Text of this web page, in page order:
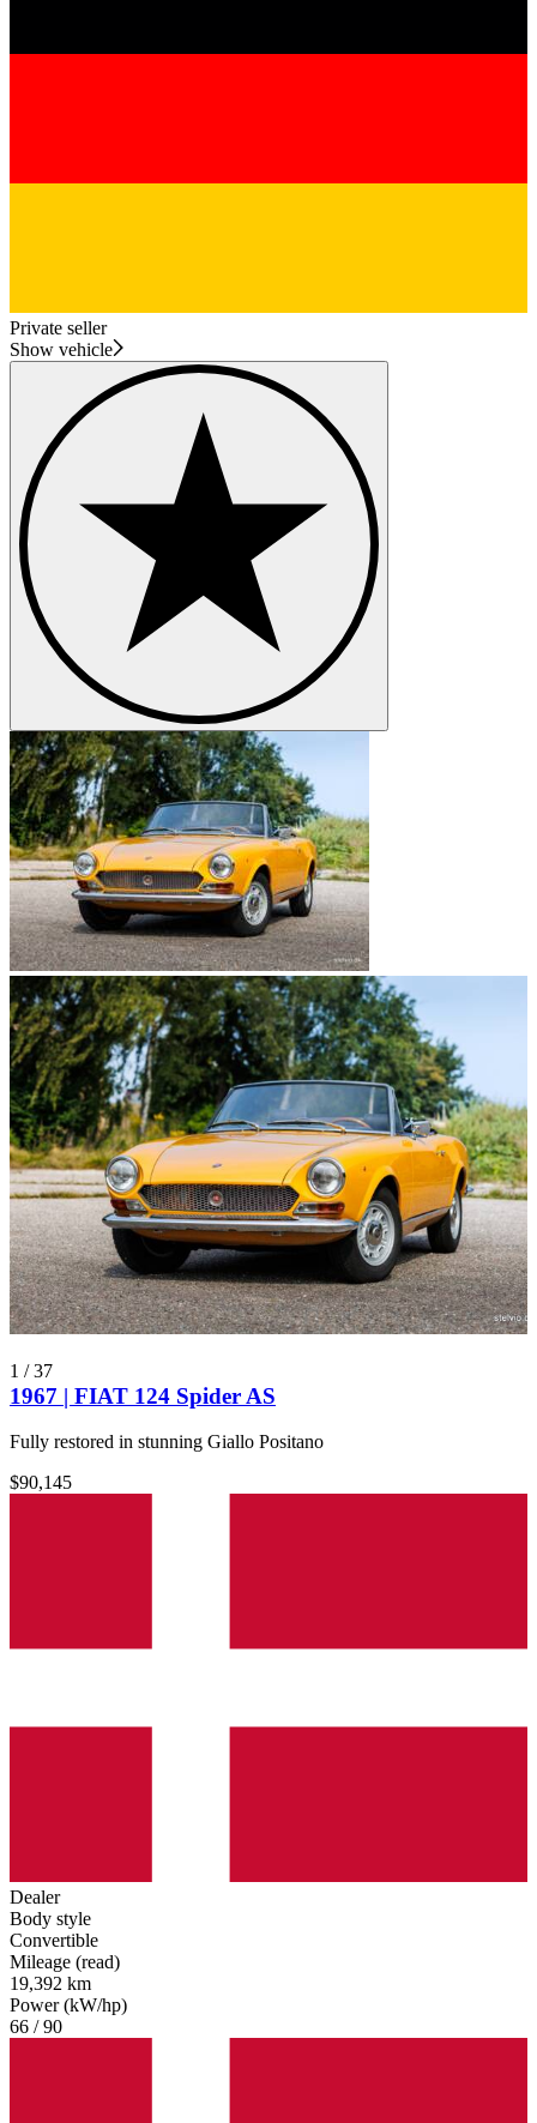
Private seller
Show vehicle
1 /37
1967 | FIAT 124 Spider AS
Fully restored in stunning Giallo Positano
$90,145
Dealer
Body style
Convertible
Mileage (read)
19,392 km
Power (kW/hp)
66 / 90